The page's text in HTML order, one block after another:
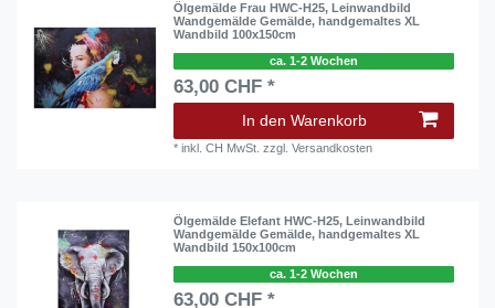
Ölgemälde Frau HWC-H25, Leinwandbild
Wandgemälde Gemälde, handgemaltes XL
Wandbild 100x150cm
ca. 1-2 Wochen
63,00 CHF *
In den Warenkorb
*inkl. CH MwSt. zzgl.Versandkosten
Ölgemälde Elefant HWC-H25, Leinwandbild
Wandgemälde Gemälde, handgemaltes XL
Wandbild 150x100cm
ca. 1-2 Wochen
63,00 CHF *